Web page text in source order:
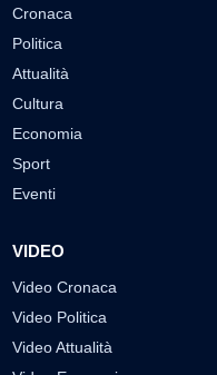
Cronaca
Politica
Attualità
Cultura
Economia
Sport
Eventi
VIDEO
Video Cronaca
Video Politica
Video Attualità